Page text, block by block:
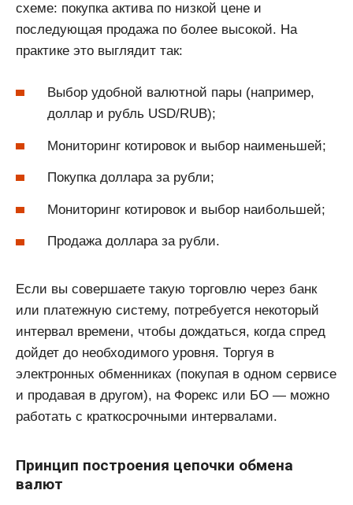
схеме: покупка актива по низкой цене и
последующая продажа по более высокой. На
практике это выглядит так:
Выбор удобной валютной пары (например,
доллар и рубль USD/RUB);
Мониторинг котировок и выбор наименьшей;
Покупка доллара за рубли;
Мониторинг котировок и выбор наибольшей;
Продажа доллара за рубли.
Если вы совершаете такую торговлю через банк
или платежную систему, потребуется некоторый
интервал времени, чтобы дождаться, когда спред
дойдет до необходимого уровня. Торгуя в
электронных обменниках (покупая в одном сервисе
и продавая в другом), на Форекс или БО — можно
работать с краткосрочными интервалами.
Принцип построения цепочки обмена
валют